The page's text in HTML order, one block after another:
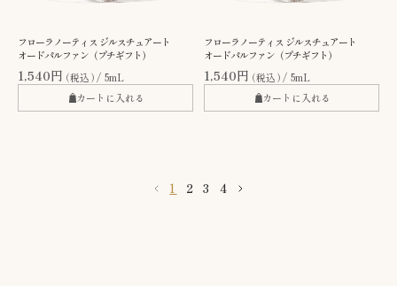
フローラノーティス ジルスチュアート
オードパルファン（プチギフト）
1,540円（税込） 5mL
カートに入れる
フローラノーティス ジルスチュアート
オードパルファン（プチギフト）
1,540円（税込） 5mL
カートに入れる
1 2 3 4